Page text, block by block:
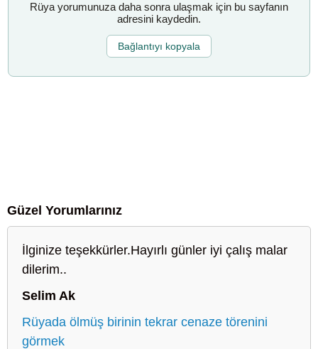
Rüya yorumunuza daha sonra ulaşmak için bu sayfanın
adresini kaydedin.
Bağlantıyı kopyala
Güzel Yorumlarınız
İlginize teşekkürler.Hayırlı günler iyi çalış malar
dilerim..
Selim Ak
Rüyada ölmüş birinin tekrar cenaze törenini
görmek